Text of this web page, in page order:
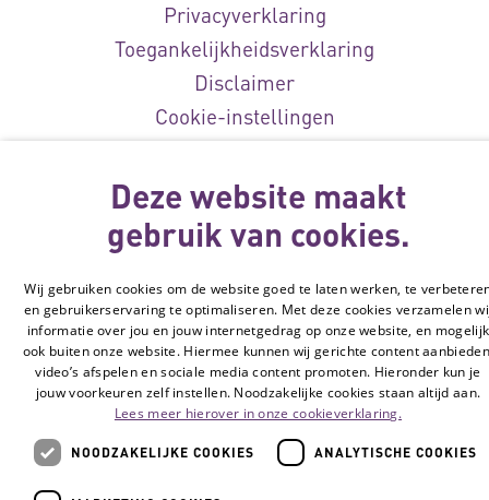
Privacyverklaring
Toegankelijkheidsverklaring
Disclaimer
Cookie-instellingen
Deze website maakt
gebruik van cookies.
Wij gebruiken cookies om de website goed te laten werken, te
en gebruikerservaring te optimaliseren. Met deze cookies verzamelen
informatie over jou en jouw internetgedrag op onze website, en mogelijk
ook buiten onze website. Hiermee kunnen wij gerichte content
video’s afspelen en sociale media content promoten. Hieronder kun je
jouw voorkeuren zelf instellen. Noodzakelijke cookies staan altijd aan.
Lees meer hierover in onze cookieverklaring.
NOODZAKELIJKE COOKIES ANALYTISCHE COOKIES